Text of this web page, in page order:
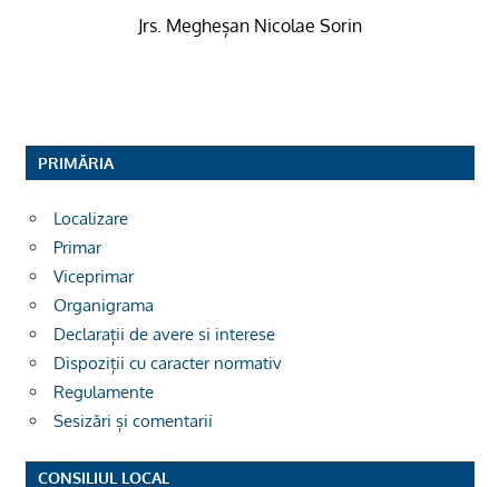
Jrs. Megheșan Nicolae Sorin
PRIMĂRIA
Localizare
Primar
Viceprimar
Organigrama
Declarații de avere si interese
Dispoziții cu caracter normativ
Regulamente
Sesizări și comentarii
CONSILIUL LOCAL